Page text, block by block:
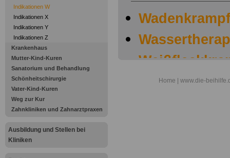
Indikationen W
Indikationen X
Indikationen Y
Indikationen Z
Krankenhaus
Mutter-Kind-Kuren
Sanatorium und Behandlung
Schönheitschirurgie
Vater-Kind-Kuren
Weg zur Kur
Zahnkliniken und Zahnarztpraxen
Ausbildung und Stellen bei
Kliniken
Wadenkrampf
Home | www.die-